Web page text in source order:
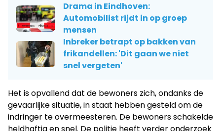
Drama in Eindhoven:
Automobilist rijdt in op groep
mensen
Inbreker betrapt op bakken van
frikandellen: 'Dit gaan we niet
snel vergeten'
Het is opvallend dat de bewoners zich, ondanks de
gevaarlijke situatie, in staat hebben gesteld om de
indringer te overmeesteren. De bewoners schakelde